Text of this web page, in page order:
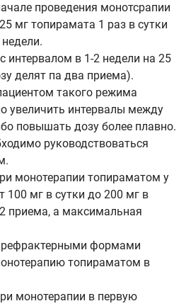
проведения монотсрапии
мг топирамата 1 раз в сутки
в 1-2 недели на 25
делят па два приема).
такого режима
увеличить интервалы между
повышать дозу более плавно.
руководствоваться
монотерапии топираматом у
100 мг в сутки до 200 мг в
приема, а максимальная
рефрактерными формами
топираматом в
монотерапии в первую